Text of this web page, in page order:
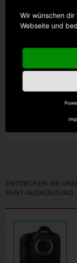
Canon EOS R5 Mark
(exkl. Versicherung und
ENTDECKEN SIE
RENT-AUSRÜSTUNG
Wir wünschen
Webseite und